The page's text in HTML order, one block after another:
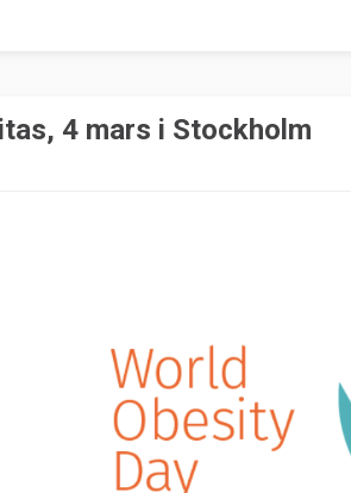
4 mars i Stockholm